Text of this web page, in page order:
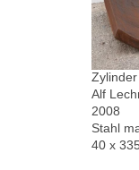
Alf
2008
Stahl
40 x